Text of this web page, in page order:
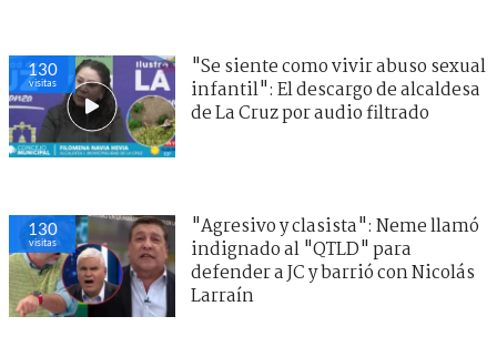
130
visitas
"Se siente como vivir abuso sexual
infantil": El descargo de alcaldesa
de La Cruz por audio filtrado
130
visitas
"Agresivo y clasista": Neme llamó
indignado al "QTLD" para
defender a JC y barrió con Nicolás
Larraín